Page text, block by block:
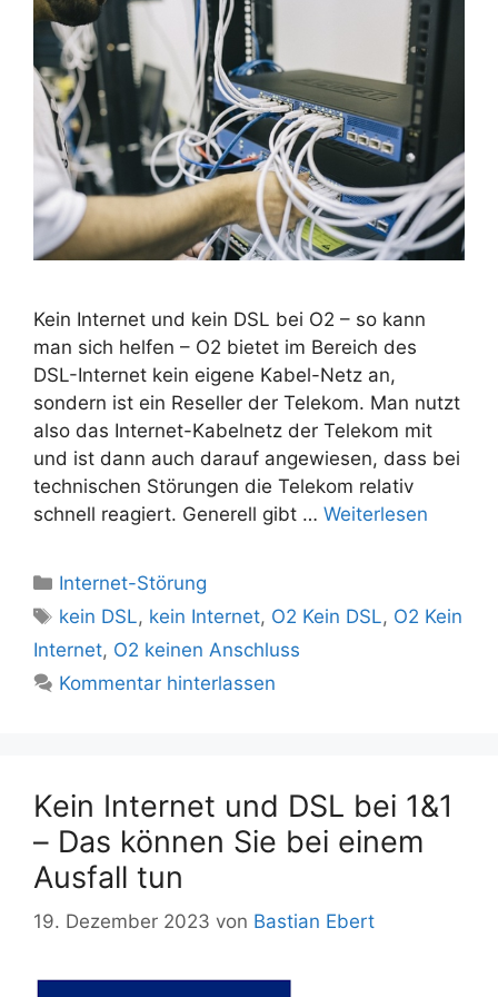
Kein Internet und kein DSL bei O2 – so kann
man sich helfen – O2 bietet im Bereich des
DSL-Internet kein eigene Kabel-Netz an,
sondern ist ein Reseller der Telekom. Man nutzt
also das Internet-Kabelnetz der Telekom mit
und ist dann auch darauf angewiesen, dass bei
technischen Störungen die Telekom relativ
schnell reagiert. Generell gibt … Weiterlesen
Kategorien
Internet-Störung
Schlagwörter
kein DSL, kein Internet, O2 Kein DSL, O2 Kein
Internet, O2 keinen Anschluss
Kommentar hinterlassen
Kein Internet und DSL bei 1&1
– Das können Sie bei einem
Ausfall tun
19. Dezember 2023 von Bastian Ebert